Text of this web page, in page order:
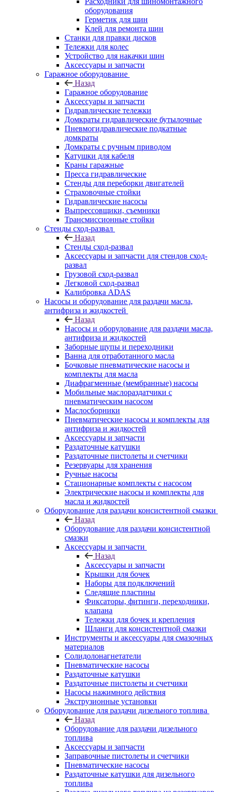
оборудования
Герметик для шин
Клей для ремонта шин
Станки для правки дисков
Тележки для колес
Устройство для накачки шин
Аксессуары и запчасти
Гаражное оборудование
Назад
Гаражное оборудование
Аксессуары и запчасти
Гидравлические тележки
Домкраты гидравлические бутылочные
Пневмогидравлические подкатные
домкраты
Домкраты с ручным приводом
Катушки для кабеля
Краны гаражные
Пресса гидравлические
Стенды для переборки двигателей
Страховочные стойки
Гидравлические насосы
Выпрессовщики, съемники
Трансмиссионные стойки
Стенды сход-развал
Назад
Стенды сход-развал
Аксессуары и запчасти для стендов сход-
развал
Грузовой сход-развал
Легковой сход-развал
Калибровка ADAS
Насосы и оборудование для раздачи масла,
антифриза и жидкостей
Назад
Насосы и оборудование для раздачи масла,
антифриза и жидкостей
Заборные щупы и переходники
Ванна для отработанного масла
Бочковые пневматические насосы и
комплекты для масла
Диафрагменные (мембранные) насосы
Мобильные маслораздатчики с
пневматическим насосом
Маслосборники
Пневматические насосы и комплекты для
антифриза и жидкостей
Аксессуары и запчасти
Раздаточные катушки
Раздаточные пистолеты и счетчики
Резервуары для хранения
Ручные насосы
Стационарные комплекты с насосом
Электрические насосы и комплекты для
масла и жидкостей
Оборудование для раздачи консистентной смазки
Назад
Оборудование для раздачи консистентной
смазки
Аксессуары и запчасти
Назад
Аксессуары и запчасти
Крышки для бочек
Наборы для подключений
Следящие пластины
Фиксаторы, фитинги, переходники,
клапана
Тележки для бочек и крепления
Шланги для консистентной смазки
Инструменты и аксессуары для смазочных
материалов
Солидолонагнетатели
Пневматические насосы
Раздаточные катушки
Раздаточные пистолеты и счетчики
Насосы нажимного действия
Экструзионные установки
Оборудование для раздачи дизельного топлива
Назад
Оборудование для раздачи дизельного
топлива
Аксессуары и запчасти
Заправочные пистолеты и счетчики
Пневматические насосы
Раздаточные катушки для дизельного
топлива